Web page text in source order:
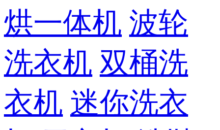
烘一体机 波轮
洗衣机 双桶洗
衣机 迷你洗衣